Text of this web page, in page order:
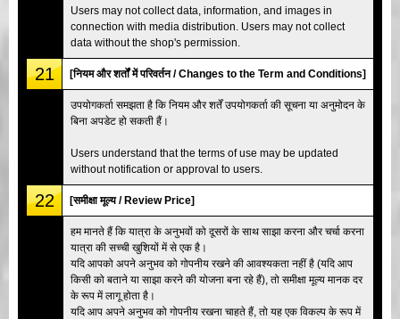
Users may not collect data, information, and images in
connection with media distribution. Users may not collect
data without the shop's permission.
21 [नियम और शर्तों में परिवर्तन / Changes to the Term and Conditions]
उपयोगकर्ता समझता है कि नियम और शर्तें उपयोगकर्ता की सूचना या अनुमोदन के
बिना अपडेट हो सकती हैं।
Users understand that the terms of use may be updated
without notification or approval to users.
22 [समीक्षा मूल्य / Review Price]
हम मानते हैं कि यात्रा के अनुभवों को दूसरों के साथ साझा करना और चर्चा करना
यात्रा की सच्ची खुशियों में से एक है।
यदि आपको अपने अनुभव को गोपनीय रखने की आवश्यकता नहीं है (यदि आप
किसी को बताने या साझा करने की योजना बना रहे हैं), तो समीक्षा मूल्य मानक दर
के रूप में लागू होता है।
यदि आप अपने अनुभव को गोपनीय रखना चाहते हैं, तो यह एक विकल्प के रूप में